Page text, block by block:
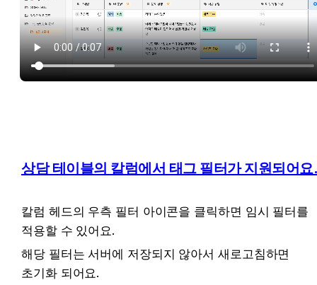
상담 테이블의 칼럼에서 태그 필터가 지원되어요.
칼럼 헤드의 우측 필터 아이콘을 클릭하면 임시 필터를
적용할 수 있어요.
해당 필터는 서버에 저장되지 않아서 새로고침하면
초기화 되어요.